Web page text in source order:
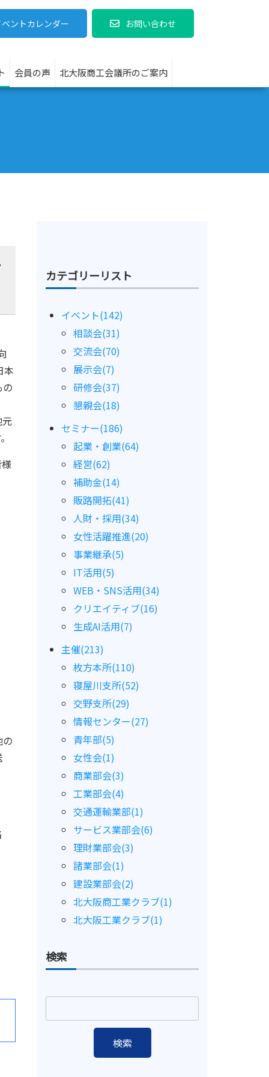
ントカレンダー お問い合わせ
会員の声 北大阪商工会議所のご案内
本
カテゴリーリスト
イベント(142)
相談会(31)
交流会(70)
展示会(7)
研修会(37)
懇親会(18)
セミナー(186)
起業・創業(64)
経営(62)
補助金(14)
販路開拓(41)
人財・採用(34)
女性活躍推進(20)
事業継承(5)
IT活用(5)
WEB・SNS活用(34)
クリエイティブ(16)
生成AI活用(7)
主催(213)
枚方本所(110)
寝屋川支所(52)
交野支所(29)
情報センター(27)
青年部(5)
女性会(1)
商業部会(3)
工業部会(4)
交通運輸業部(1)
サービス業部会(6)
理財業部会(3)
諸業部会(1)
建設業部会(2)
北大阪商工業クラブ(1)
北大阪工業クラブ(1)
検索